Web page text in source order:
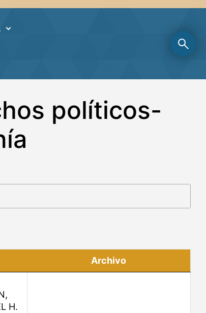
políticos-
Archivo
H.